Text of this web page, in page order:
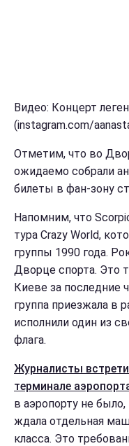
Видео: Концерт
(instagram.com/
Отметим, что во
ожидаемо собрали
билеты в фан-зону
Напомним, что
тура Crazy World,
группы 1990 года.
Дворце спорта. Это
Киеве за последние
группа приезжала в
исполнили один из
флага.
Журналисты
терминале
в аэропорту не
ждала отдельная
класса. Это